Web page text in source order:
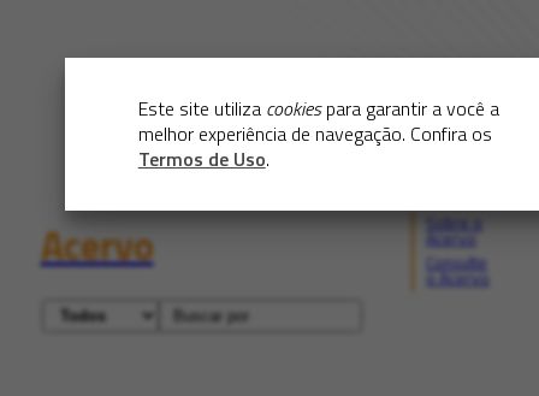
Este site utiliza cookiespara garantir a você a
melhor experiência de navegação. Confira os
Termos de Uso.
Acervo
Consulte